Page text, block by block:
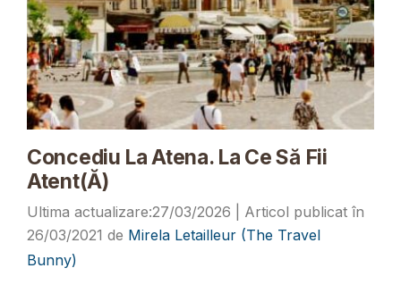
Concediu La Atena. La Ce Să Fii
Atent(ă)
27/03/2026
26/03/2021 de Mirela Letailleur (The Travel
Bunny)